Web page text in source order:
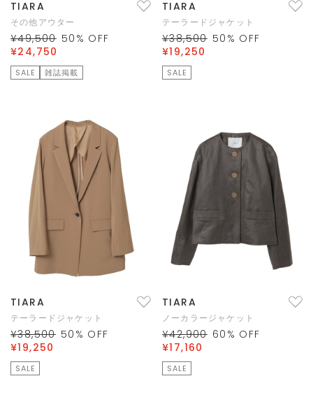
TIARA
その他アウター
¥49,500 50 % OFF
¥24,750
SALE 雑誌掲載
TIARA
テーラードジャケット
¥38,500 50 % OFF
¥19,250
SALE
TIARA
テーラードジャケット
¥38,500 50 % OFF
¥19,250
SALE
TIARA
ノーカラージャケット
¥42,900 60 % OFF
¥17,160
SALE